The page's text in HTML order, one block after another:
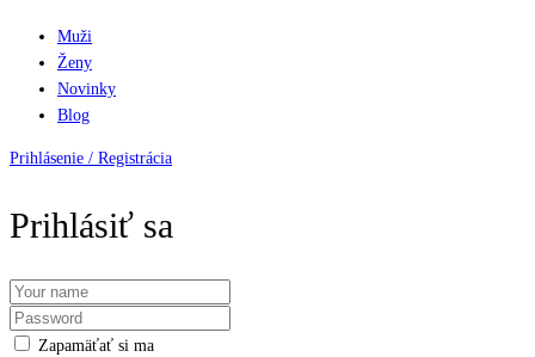
Muži
Ženy
Novinky
Blog
Prihlásenie / Registrácia
Prihlásiť sa
Zapamäťať si ma